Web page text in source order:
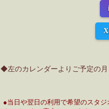
◆左のカレンダーよりご予定の月
●当日や翌日の利用で希望のスタ